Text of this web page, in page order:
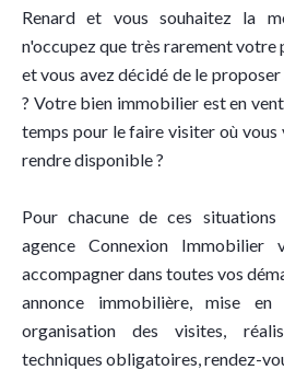
Renard et vous souhaitez la
n'occupez que très rarement
et vous avez décidé de le
? Votre bien immobilier est en
temps pour le faire visiter où
rendre disponible ?
Pour chacune de ces
agence Connexion Immobilier
accompagner dans toutes vos
annonce immobilière, mise
organisation des visites,
techniques obligatoires, rendez-